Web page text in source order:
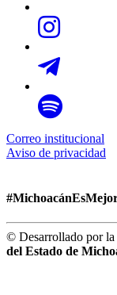
Correo institucional
Aviso de privacidad
© Desarrollado por
del Estado de